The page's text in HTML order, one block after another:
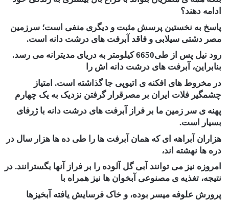
ادامه دهند؟
پاسخ به نخستین پرسش مثبت و دیگری منفی است؛ سرزمین
مصر دشتی سیلابی و فاقد آبرفت های درشت دانه است.
رود نیل پس از طی6650 کیلومتر به دریای مدیترانه می رسد.
بنابراین، آبرفت های درشت دانه اش را
در مخروط های افکنه ی اتیوپی جا گذاشته است. امتیاز
چشمگیر فلات ایران بر مصرقرار گرفتن نزدیک به یک چهارم
پهنه ی سر زمین ما بر فراز آبرفت های درشت دانه با ژرفای
بسیار است.
هزاران آبراهه ای که همان آبرفت ها را طی ده ها هزار سال در
دره ها نهشته اند،
امروزه نیز می توانند آبی گل آلوده را بر فراز آنها بگسترانند. در
نتیجه، تغذیه ی مصنوعی آبخوان ها نیز همراه با
پرورش علوفه میسر بوده، و خاک فرسایش یافته آبخیزها